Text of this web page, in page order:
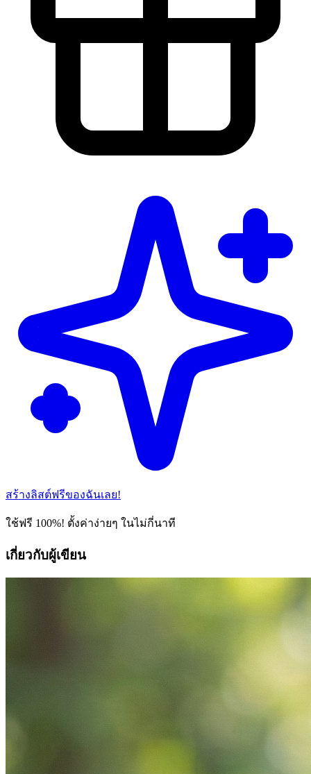
สร้างลิสต์ฟรีของฉันเลย!
ใช้ฟรี 100%! ตั้งค่าง่ายๆ ในไม่กี่นาที
เกี่ยวกับผู้เขียน